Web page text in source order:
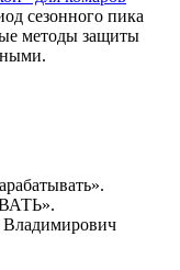
сезонного пика
методы защиты
Владимирович